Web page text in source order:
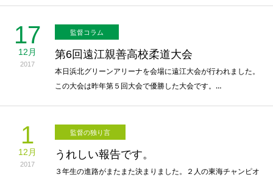
17
12月
2017
監督コラム
第6回遠江親善高校柔道大会
本日浜北グリーンアリーナを会場に遠江大会が行われました。
この大会は昨年第５回大会で優勝した大会です。…
1
12月
2017
監督の独り言
うれしい報告です。
３年生の進路がまたまた決まりました。２人の東海チャンピオ